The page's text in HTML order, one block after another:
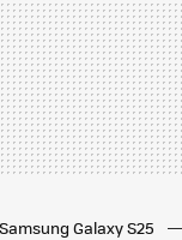
Samsung Galaxy S25